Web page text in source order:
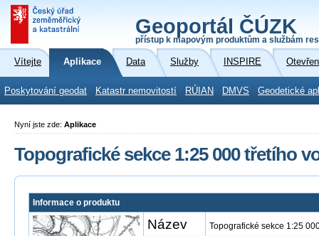
Geoportál ČÚZK
přístup k mapovým produktům a službám
Vítejte Aplikace Data Služby INSPIRE
Poskytování geodat Katastr nemovitostí RÚIAN DMVS Geodetické
Nyní jste zde: Aplikace
Topografické sekce 1:25 000 třetího
Informace o produktu
Název Topografické sekce 1:25